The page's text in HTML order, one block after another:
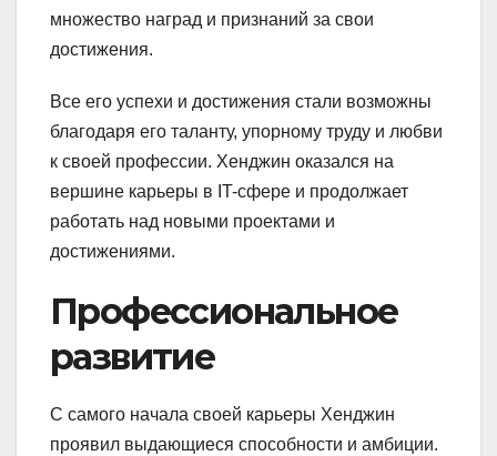
множество наград и признаний за свои
достижения.
Все его успехи и достижения стали возможны
благодаря его таланту, упорному труду и любви
к своей профессии. Хенджин оказался на
вершине карьеры в IT-сфере и продолжает
работать над новыми проектами и
достижениями.
Профессиональное
развитие
С самого начала своей карьеры Хенджин
проявил выдающиеся способности и амбиции.